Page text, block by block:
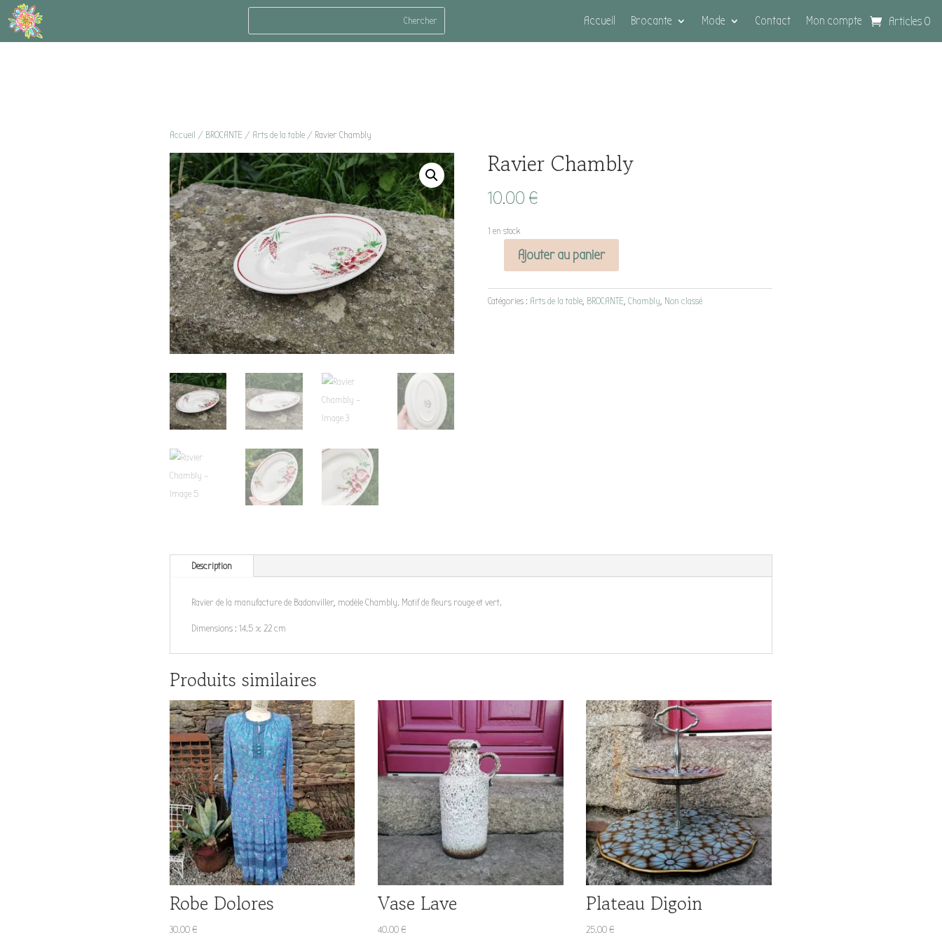
Accueil Brocante Mode Contact Mon compte Articles 0
Accueil / BROCANTE / Arts de la table/ Ravier Chambly
Ravier Chambly
10.00 €
1 en stock
Ravier
Ajouter au panier
Catégories : Arts de la table, BROCANTE, Chambly, Non classé
Description
Ravier de la manufacture de Badonviller, modèle Chambly. Motif de fleurs rouge et vert.
Dimensions : 14.5 x 22 cm
Produits similaires
Robe Dolores
30.00€
Vase Lave
40.00€
Plateau Digoin
25.00€